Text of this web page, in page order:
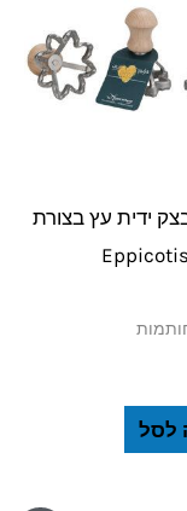
ידית עץ בצורת
לסל